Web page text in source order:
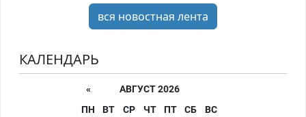
вся новостная лента
КАЛЕНДАРЬ
«
АВГУСТ 2026
ПН
ВТ СР ЧТ ПТ СБ
ВС